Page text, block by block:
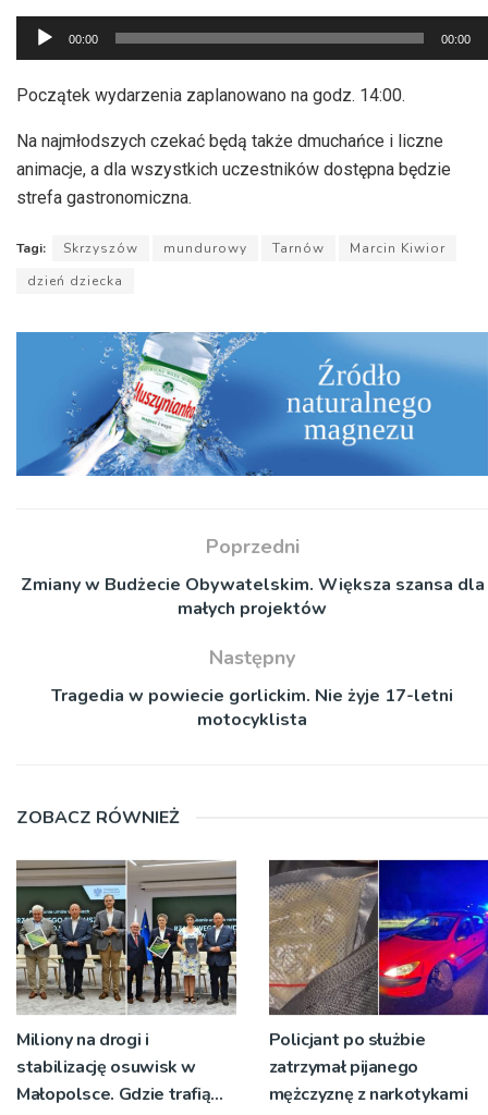
Odtwarzacz
plików
dźwiękowych
00:00 00:00
Początek wydarzenia zaplanowano na godz. 14:00.
Na najmłodszych czekać będą także dmuchańce i liczne
animacje, a dla wszystkich uczestników dostępna będzie
strefa gastronomiczna.
Tagi: Skrzyszów mundurowy Tarnów
Marcin Kiwior
dzień dziecka
Poprzedni
Zmiany w Budżecie Obywatelskim. Większa szansa dla
małych projektów
Następny
Tragedia w powiecie gorlickim. Nie żyje 17-letni
motocyklista
ZOBACZ RÓWNIEŻ
Miliony na drogi i
stabilizację osuwisk w
Małopolsce. Gdzie trafią
Policjant po służbie
zatrzymał pijanego
mężczyznę z narkotykami